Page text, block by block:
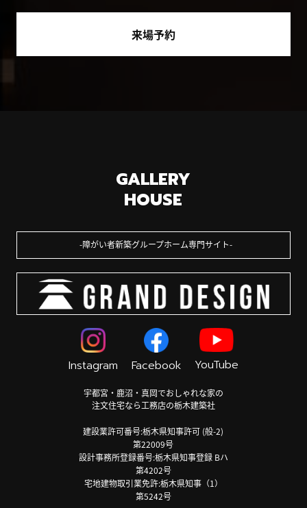
来場予約
GALLERY
HOUSE
障がい者新築グループホーム専門サイト
Instagram Facebook YouTube
宇都宮・鹿沼・真岡でおしゃれな家の
注文住宅なら工務店の栃木建築社
建設業許可番号:栃木県知事許可 (般-2)
第22009号
設計事務所登録番号:栃木県知事登録 Bハ
第4202号
宅地建物取引業免許:栃木県知事（1）
第5242号